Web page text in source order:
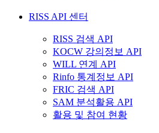
RISS API 센터
RISS 검색 API
KOCW 강의정보 API
WILL 연계 API
Rinfo 통계정보 API
FRIC 검색 API
SAM 분석활용 API
활용 및 참여 현황